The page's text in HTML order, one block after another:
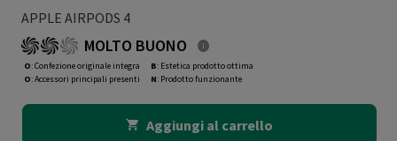
APPLE AIRPODS 4
MOLTO BUONO
O: Confezione originale integra
O: Accessori principali presenti
B: Estetica prodotto ottima
N: Prodotto funzionante
Aggiungi al carrello